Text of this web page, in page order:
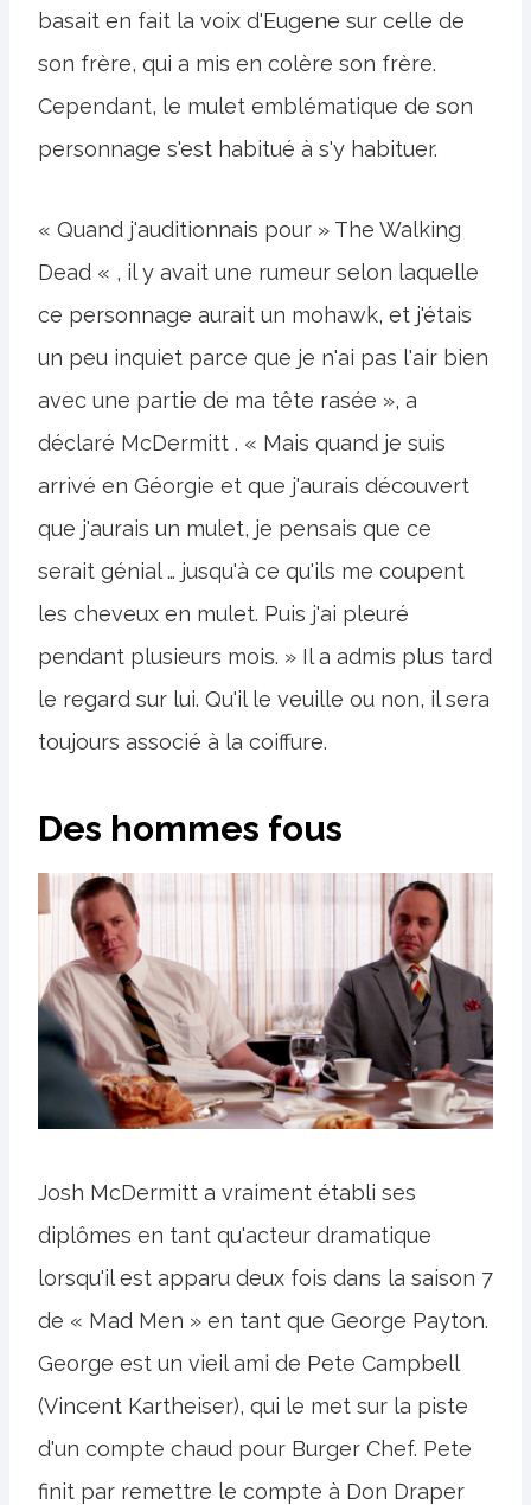
basait en fait la voix d'Eugene sur celle de
son frère, qui a mis en colère son frère.
Cependant, le mulet emblématique de son
personnage s'est habitué à s'y habituer.
« Quand j'auditionnais pour » The Walking
Dead « , il y avait une rumeur selon laquelle
ce personnage aurait un mohawk, et j'étais
un peu inquiet parce que je n'ai pas l'air bien
avec une partie de ma tête rasée », a
déclaré McDermitt . « Mais quand je suis
arrivé en Géorgie et que j'aurais découvert
que j'aurais un mulet, je pensais que ce
serait génial … jusqu'à ce qu'ils me coupent
les cheveux en mulet. Puis j'ai pleuré
pendant plusieurs mois. » Il a admis plus tard
le regard sur lui. Qu'il le veuille ou non, il sera
toujours associé à la coiffure.
Des hommes fous
Josh McDermitt a vraiment établi ses
diplômes en tant qu'acteur dramatique
lorsqu'il est apparu deux fois dans la saison 7
de « Mad Men » en tant que George Payton.
George est un vieil ami de Pete Campbell
(Vincent Kartheiser), qui le met sur la piste
d'un compte chaud pour Burger Chef. Pete
finit par remettre le compte à Don Draper